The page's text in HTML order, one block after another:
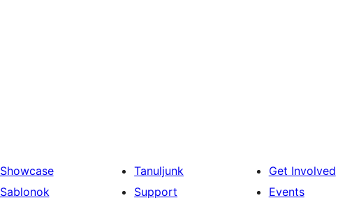
Showcase
Sablonok
Tanuljunk
Support
Get Involved
Events